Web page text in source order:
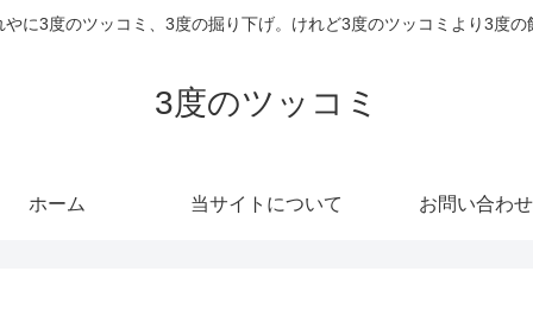
やに3度のツッコミ、3度の掘り下げ。けれど3度のツッコミより3度の
3度のツッコミ
ホーム 当サイトについて お問い合わせ